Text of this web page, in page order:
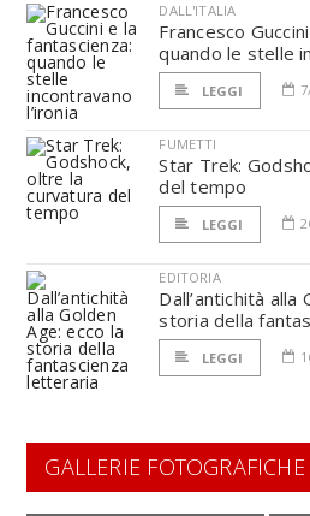
DALL'ITALIA
Francesco
quando le stelle
LEGGI
FUMETTI
Star Trek:
del tempo
LEGGI
EDITORIA
Dall’antichità alla
storia della
LEGGI
GALLERIE FOTOGRAFICHE